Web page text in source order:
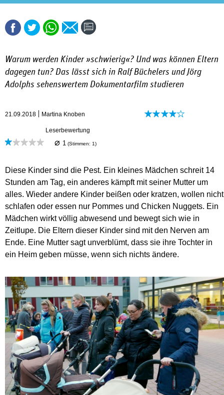
Warum werden Kinder »schwierig«? Und was können Eltern
dagegen tun? Das lässt sich in Ralf Büchelers und Jörg
Adolphs sehenswertem Dokumentarfilm studieren
21.09.2018 Martina Knoben
Leserbewertung
⌀ 1 (Stimmen: 1)
Diese Kinder sind die Pest. Ein kleines Mädchen schreit 14
Stunden am Tag, ein anderes kämpft mit seiner Mutter um
alles. Wieder andere Kinder beißen oder kratzen, wollen nicht
schlafen oder essen nur Pommes und Chicken Nuggets. Ein
Mädchen wirkt völlig abwesend und bewegt sich wie in
Zeitlupe. Die Eltern dieser Kinder sind mit den Nerven am
Ende. Eine Mutter sagt unverblümt, dass sie ihre Tochter in
ein Heim geben müsse, wenn sich nichts ändere.